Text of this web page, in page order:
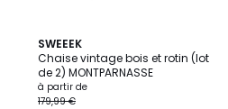
SWEEEK
Chaise vintage bois et rotin (lot
de 2) MONTPARNASSE
à partir de
179,99 €
3,1
/
5
4
Couleurs